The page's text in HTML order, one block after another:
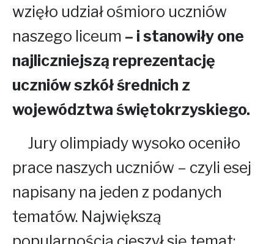
wzięło udział ośmioro uczniów
naszego liceum – i stanowiły one
najliczniejszą reprezentację
uczniów szkół średnich z
województwa świętokrzyskiego.
Jury olimpiady wysoko oceniło
prace naszych uczniów – czyli esej
napisany na jeden z podanych
tematów. Największą